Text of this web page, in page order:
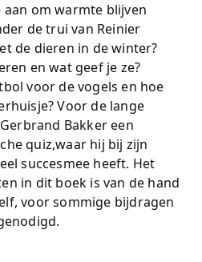
om warmte blijven
de trui van Reinier
de dieren in de winter?
en wat geef je ze?
voor de vogels en hoe
Voor de lange
Bakker een
quiz,waar hij bij zijn
succesmee heeft. Het
in dit boek is van de hand
voor sommige bijdragen